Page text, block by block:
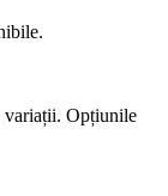
variații. Opțiunile